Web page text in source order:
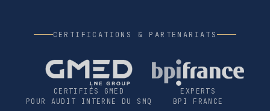
CERTIFICATIONS & PARTENARIATS
CERTIFIÉS GMED
POUR AUDIT INTERNE DU SMQ
EXPERTS
BPI FRANCE